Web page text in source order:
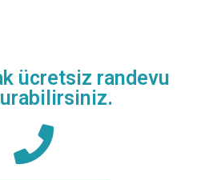
ücretsiz randevu